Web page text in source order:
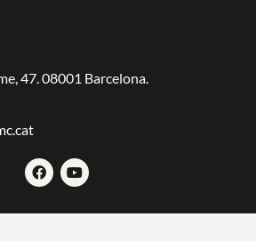
47. 08001 Barcelona.
F
a
c
Y
o
u